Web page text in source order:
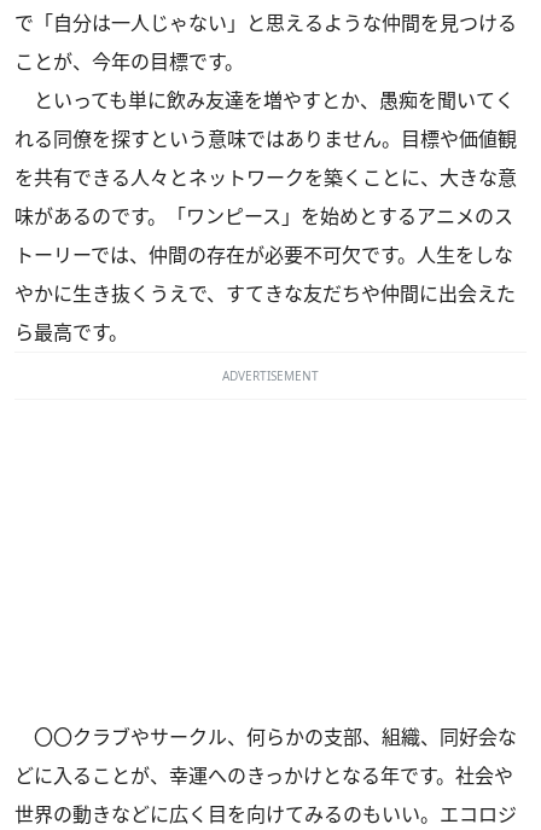
で「自分は一人じゃない」と思えるような仲間を見つける
ことが、今年の目標です。
といっても単に飲み友達を増やすとか、愚痴を聞いてく
れる同僚を探すという意味ではありません。目標や価値観
を共有できる人々とネットワークを築くことに、大きな意
味があるのです。「ワンピース」を始めとするアニメのス
トーリーでは、仲間の存在が必要不可欠です。人生をしな
やかに生き抜くうえで、すてきな友だちや仲間に出会えた
ら最高です。
ADVERTISEMENT
〇〇クラブやサークル、何らかの支部、組織、同好会な
どに入ることが、幸運へのきっかけとなる年です。社会や
世界の動きなどに広く目を向けてみるのもいい。エコロジ